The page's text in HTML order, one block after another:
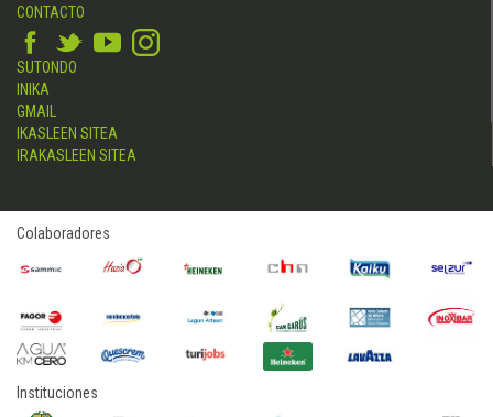
CONTACTO
SUTONDO
INIKA
GMAIL
IKASLEEN SITEA
IRAKASLEEN SITEA
Colaboradores
Instituciones